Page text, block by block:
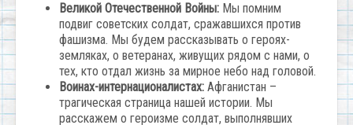
Великой Отечественной Войны: Мы помним
подвиг советских солдат, сражавшихся против
фашизма. Мы будем рассказывать о героях-
земляках, о ветеранах, живущих рядом с нами, о
тех, кто отдал жизнь за мирное небо над головой.
Воинах-интернационалистах: Афганистан –
трагическая страница нашей истории. Мы
расскажем о героизме солдат, выполнявших